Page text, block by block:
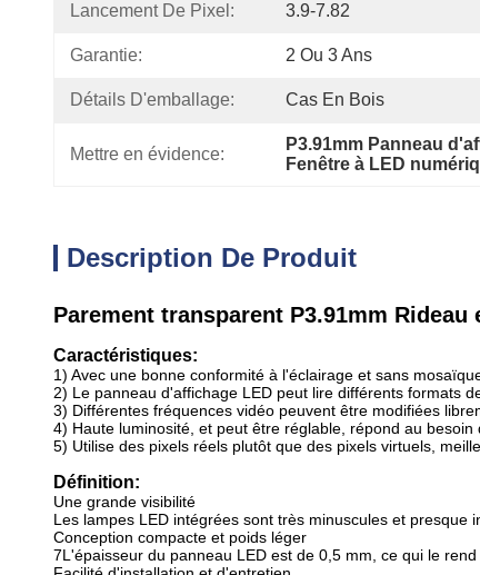
Lancement De Pixel: 3.9-7.82
Garantie: 2 Ou 3 Ans
Détails D'emballage: Cas En Bois
Mettre en évidence:
P3.91mm Panneau
Fenêtre à LED
Description De Produit
Parement transparent P3.91mm
Caractéristiques:
1) Avec une bonne conformité à l'éclairage et sans
2) Le panneau d'affichage LED peut lire différents formats
3) Différentes fréquences vidéo peuvent être modifiées
4) Haute luminosité, et peut être réglable, répond au
5) Utilise des pixels réels plutôt que des pixels virtuels,
Définition:
Une grande visibilité
Les lampes LED intégrées sont très minuscules et presque
Conception compacte et poids léger
7L'épaisseur du panneau LED est de 0,5 mm, ce qui le